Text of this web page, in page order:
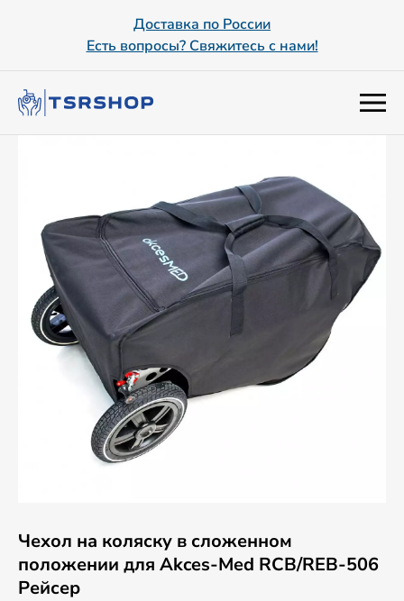
Доставка по России
Есть вопросы? Свяжитесь с нами!
Чехол на коляску в сложенном
положении для Akces-Med RCB/REB-506
Рейсер